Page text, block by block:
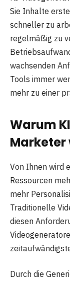
Sie Inhalte
schneller zu
regelmäßig zu
wachsenden
Tools immer
mehr zu einer
Warum
Von Ihnen wird
Ressourcen
mehr
Traditionelle
diesen
Durch die